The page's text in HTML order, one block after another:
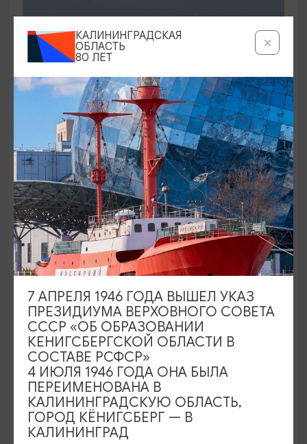
Куршская коса и прогулка по
Зеленоградску
09:00 8-9 ЧАСОВ
ОТ2100₽
Куршская коса и Зеленоградск
09:00 8 ЧАСОВ
КАЛИНИНГРАДСКАЯ
ОБЛАСТЬ
80 ЛЕТ
7 АПРЕЛЯ 1946 ГОДА ВЫШЕЛ УКАЗ
ПРЕЗИДИУМА ВЕРХОВНОГО СОВЕТА
СССР «ОБ ОБРАЗОВАНИИ
КЕНИГСБЕРГСКОЙ ОБЛАСТИ В
СОСТАВЕ РСФСР»
4 ИЮЛЯ 1946 ГОДА ОНА БЫЛА
ПЕРЕИМЕНОВАНА В
КАЛИНИНГРАДСКУЮ ОБЛАСТЬ,
ГОРОД КЁНИГСБЕРГ — В
КАЛИНИНГРАД